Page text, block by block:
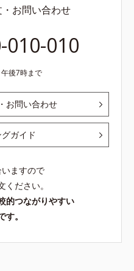
お問い合わせ
010-010
後7時まで
お問い合わせ
ガイド
ますので
ください。
的つながりやすい
す。